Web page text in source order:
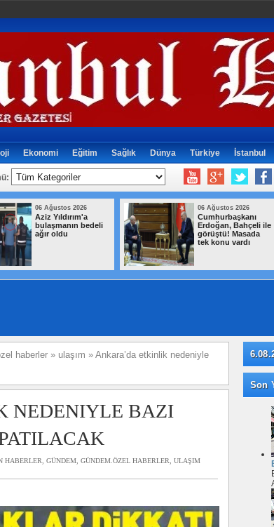
Ekonomi Eğitim Sağlık Dünya Türkiye İstanbul
06 Ağustos 2026
Aziz Yıldırım'a
bulaşmanın bedeli
ağır oldu
06 Ağustos 2026
Cumhurbaşkanı
Erdoğan, Bahçeli ile
görüştü! Masada
tek konu vardı
haberler » ulaşım » Ankara’da etkinlik nedeniyle
NEDENIYLE BAZI
HABERLER, GÜNDEM, GÜNDEM.ÖZEL HABERLER, ULAŞIM
Son